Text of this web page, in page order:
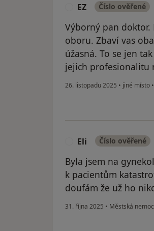
EZ Číslo ověřené
Výborný pan
oboru. Zbaví vas
úžasná. To se jen
jejich profesionalitu
26. listopadu 2025 • jiné místo •
Eli Číslo ověřené
Byla jsem na
k pacientům
doufám že už ho
31. října 2025 • Městská